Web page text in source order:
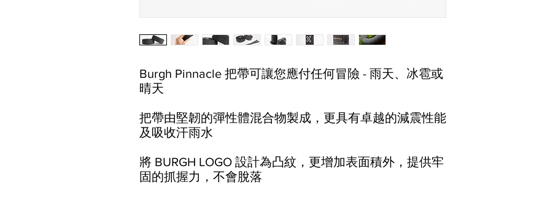
Burgh Pinnacle 把帶可讓您應付任何冒險 - 雨天、冰雹或
晴天
把帶由堅韌的彈性體混合物製成，更具有卓越的減震性能
及吸收汗雨水
將 BURGH LOGO 設計為凸紋，更增加表面積外，提供牢
固的抓握力，不會脫落